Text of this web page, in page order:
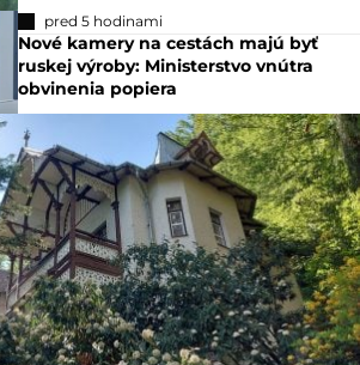
pred 5 hodinami
Nové kamery na cestách majú byť
ruskej výroby: Ministerstvo vnútra
obvinenia popiera